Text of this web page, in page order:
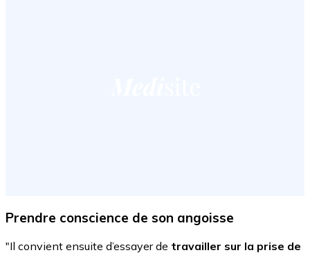
Prendre conscience de son angoisse
"Il convient ensuite d’essayer de travailler sur la prise de